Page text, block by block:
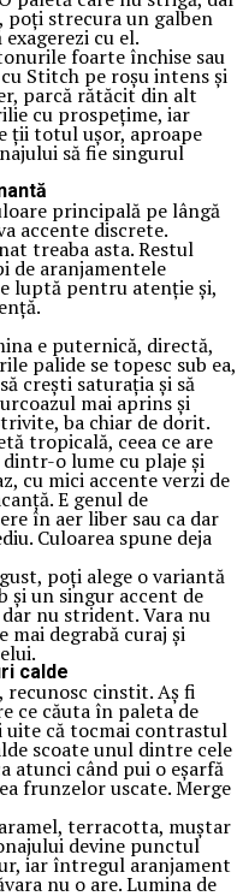
poți strecura un galben
cu el.
foarte închise sau
Stitch pe roșu intens și
parcă rătăcit din alt
cu prospețime, iar
ții totul ușor, aproape
să fie singurul
principală pe lângă
accente discrete.
treaba asta. Restul
de aranjamentele
luptă pentru atenție și,
e puternică, directă,
palide se topesc sub ea,
crești saturația și să
mai aprins și
ba chiar de dorit.
tropicală, ceea ce are
o lume cu plaje și
cu mici accente verzi de
E genul de
în aer liber sau ca dar
Culoarea spune deja
poți alege o variantă
și un singur accent de
nu strident. Vara nu
mai degrabă curaj și
calde
cinstit. Aș fi
ce căuta în paleta de
uite că tocmai contrastul
scoate unul dintre cele
atunci când pui o eșarfă
frunzelor uscate. Merge
terracotta, muștar
devine punctul
iar întregul aranjament
nu o are. Lumina de